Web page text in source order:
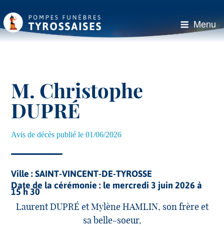
au
contenu
principal
Menu
M. Christophe
DUPRÉ
Avis de décès publié le 01/06/2026
Ville :SAINT-VINCENT-DE-TYROSSE
Date de la cérémonie : le mercredi 3 juin 2026 à
15 h 30
Laurent DUPRÉ et Mylène HAMLIN, son frère et
sa belle-soeur,